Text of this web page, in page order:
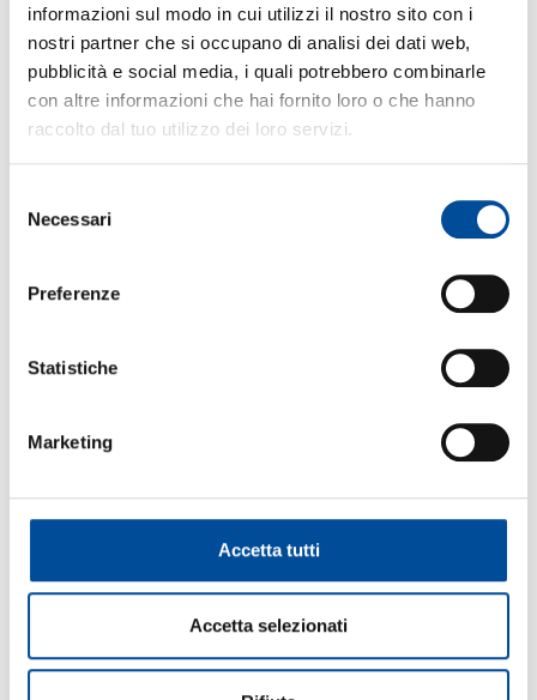
informazioni sul modo in cui utilizzi il nostro sito con i
nostri partner che si occupano di analisi dei dati web,
pubblicità e social media, i quali potrebbero combinarle
con altre informazioni che hai fornito loro o che hanno
raccolto dal tuo utilizzo dei loro servizi.
delNecessari
Preferenze
Statistiche
Marketing
Accetta tutti
Accetta selezionati
LAVORO